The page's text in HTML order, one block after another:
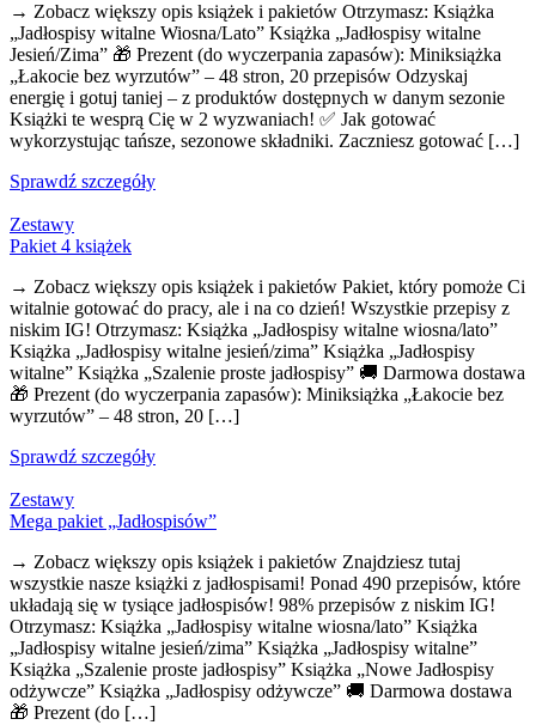
→ Zobacz większy opis książek i pakietów Otrzymasz: Książka
„Jadłospisy witalne Wiosna/Lato” Książka „Jadłospisy witalne
Jesień/Zima” 🎁 Prezent (do wyczerpania zapasów): Miniksiążka
„Łakocie bez wyrzutów” – 48 stron, 20 przepisów Odzyskaj
energię i gotuj taniej – z produktów dostępnych w danym sezonie
Książki te wesprą Cię w 2 wyzwaniach! ✅ Jak gotować
wykorzystując tańsze, sezonowe składniki. Zaczniesz gotować […]
Sprawdź szczegóły
Zestawy
Pakiet 4 książek
→ Zobacz większy opis książek i pakietów Pakiet, który pomoże Ci
witalnie gotować do pracy, ale i na co dzień! Wszystkie przepisy z
niskim IG! Otrzymasz: Książka „Jadłospisy witalne wiosna/lato”
Książka „Jadłospisy witalne jesień/zima” Książka „Jadłospisy
witalne” Książka „Szalenie proste jadłospisy” 🚚 Darmowa dostawa
🎁 Prezent (do wyczerpania zapasów): Miniksiążka „Łakocie bez
wyrzutów” – 48 stron, 20 […]
Sprawdź szczegóły
Zestawy
Mega pakiet „Jadłospisów”
→ Zobacz większy opis książek i pakietów Znajdziesz tutaj
wszystkie nasze książki z jadłospisami! Ponad 490 przepisów, które
układają się w tysiące jadłospisów! 98% przepisów z niskim IG!
Otrzymasz: Książka „Jadłospisy witalne wiosna/lato” Książka
„Jadłospisy witalne jesień/zima” Książka „Jadłospisy witalne”
Książka „Szalenie proste jadłospisy” Książka „Nowe Jadłospisy
odżywcze” Książka „Jadłospisy odżywcze” 🚚 Darmowa dostawa
🎁 Prezent (do […]